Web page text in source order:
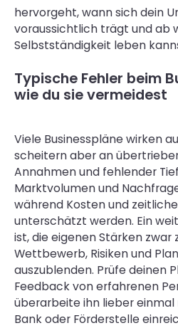
hervorgeht, wann sich dein
voraussichtlich trägt und ab
Selbstständigkeit leben
Typische Fehler beim
wie du sie vermeidest
Viele Businesspläne wirken
scheitern aber an
Annahmen und fehlender
Marktvolumen und
während Kosten und
unterschätzt werden. Ein
ist, die eigenen Stärken zwar
Wettbewerb, Risiken und
auszublenden. Prüfe deinen
Feedback von erfahrenen
überarbeite ihn lieber einmal
Bank oder Förderstelle